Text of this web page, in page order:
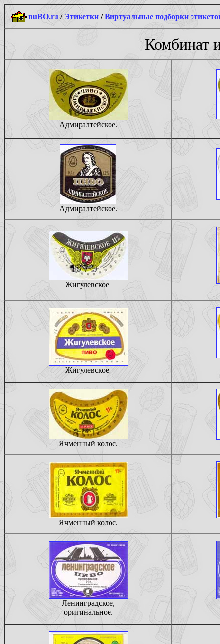
nuBO.ru / Этикетки /Виртуальные подборки
Комбинат
Адмиралтейское.
Адмиралтейское.
Жигулевское.
Жигулевское.
Ячменный колос.
Ячменный колос.
Ленинградское,
оригинальное.